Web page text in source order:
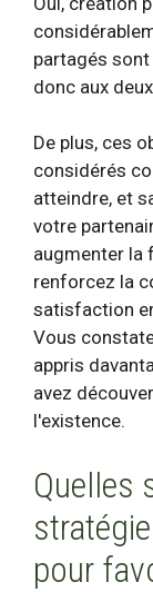
partagés
donc aux
De plus, ces
considérés
atteindre, et
votre
augmenter la
renforcez la
satisfaction
Vous
appris
avez
l'existence.
Quelles
pour